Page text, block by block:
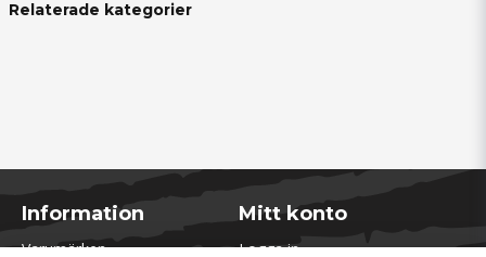
Namn
Relaterade kategorier
Information
Varumärken
Mitt konto
Logga in